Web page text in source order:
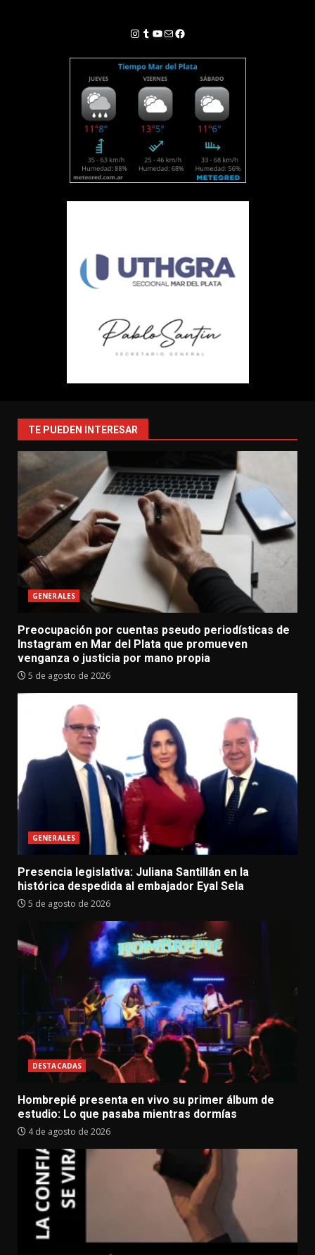
Instagram
Tumblr
YouTube
Correo electrónico
Facebook
TE PUEDEN INTERESAR
GENERALES
Preocupación por cuentas pseudo periodísticas de
Instagram en Mar del Plata que promueven
venganza o justicia por mano propia
5 de agosto de 2026
GENERALES
Presencia legislativa: Juliana Santillán en la
histórica despedida al embajador Eyal Sela
5 de agosto de 2026
DESTACADAS
Hombrepié presenta en vivo su primer álbum de
estudio: Lo que pasaba mientras dormías
4 de agosto de 2026